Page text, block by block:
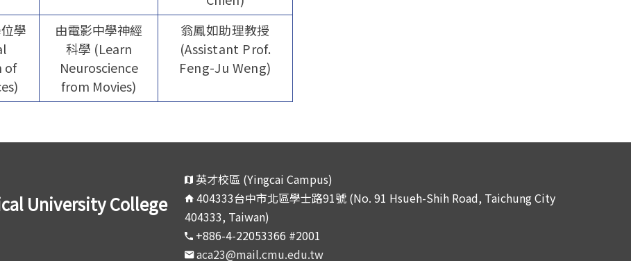
學
of
由電影中學神經
科學 (Learn
Neuroscience
from Movies)
翁鳳如助理教授
(Assistant Prof.
Feng-Ju Weng)
University College
英才校區 (Yingcai Campus)
404333台中市北區學士路91號 (No. 91 Hsueh-Shih Road, Taichung City
404333, Taiwan)
+886-4-22053366 #2001
aca23@mail.cmu.edu.tw